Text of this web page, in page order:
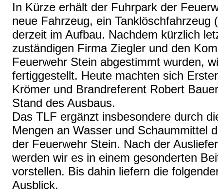
In Kürze erhält der Fuhrpark der
neue Fahrzeug, ein Tanklöschfahrzeug
derzeit im Aufbau. Nachdem kürzlich
zuständigen Firma Ziegler und den
Feuerwehr Stein abgestimmt wurden,
fertiggestellt. Heute machten sich
Krömer und Brandreferent Robert
Stand des Ausbaus.
Das TLF ergänzt insbesondere durch
Mengen an Wasser und Schaummittel
der Feuerwehr Stein. Nach der
werden wir es in einem gesonderten
vorstellen. Bis dahin liefern die
Ausblick.